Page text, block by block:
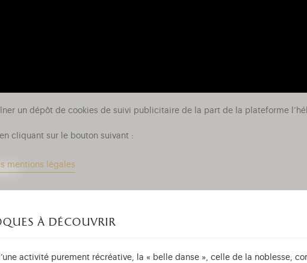
un dépôt de cookies de suivi publicitaire de la part de la plateforme
cliquant sur le bouton suivant :
mentions légales
à découvrir
activité purement récréative, la « belle danse », celle de la noblesse,